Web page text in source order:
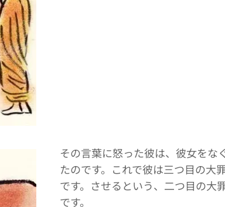
その言葉に怒った彼は、彼女をな
たのです。これで彼は三つ目の大
です。させるという、二つ目の大
です。